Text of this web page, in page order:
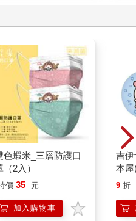
色蝦米_三層防護口
（2入）
價 35 元
加入購物車
吉
本屋
9 折